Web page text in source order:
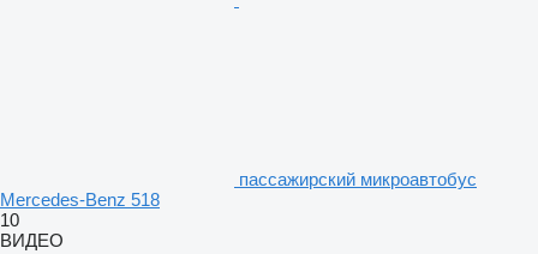
пассажирский микроавтобус
Mercedes-Benz 518
10
ВИДЕО